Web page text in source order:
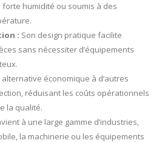
humidité ou soumis à des
: Son design pratique facilite
sans nécessiter d’équipements
alternative économique à d’autres
réduisant les coûts opérationnels
la qualité.
à une large gamme d’industries,
la machinerie ou les équipements